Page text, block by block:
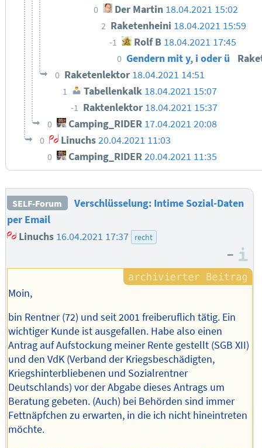
0 Der Martin 18.04.2021 15:02
2 Raketenheini 18.04.2021 15:59
-1 Rolf B 18.04.2021 17:45
0 Gendern mit y, i oder ü
0 Raketenlektor 18.04.2021 14:51
1 Tabellenkalk 18.04.2021 15:07
-1 Raktenlektor 18.04.2021 15:37
0 Camping_RIDER 17.04.2021 20:08
0 Linuchs 20.04.2021 11:03
0 Camping_RIDER20.04.2021 11:35
SELF-Forum
Verschlüsselung: Intime Sozial-Daten
per Email
Linuchs 16.04.2021 17:37 recht
–
Moin,
bin Rentner (72) und seit 2001 freiberuflich tätig. Ein
wichtiger Kunde ist ausgefallen. Habe also einen
Antrag auf Aufstockung meiner Rente gestellt (SGB XII)
und den VdK (Verband der Kriegsbeschädigten,
Kriegshinterbliebenen und Sozialrentner
Deutschlands) vor der Abgabe dieses Antrags um
Beratung gebeten. (Auch) bei Behörden sind immer
Fettnäpfchen zu erwarten, in die ich nicht hineintreten
möchte.